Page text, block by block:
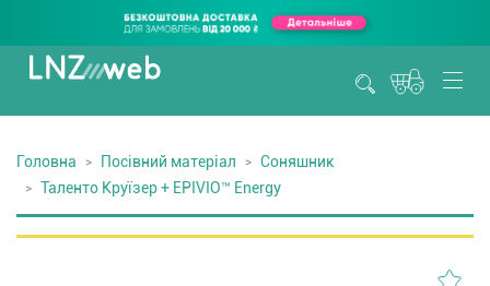
Головна Посівний матеріал
Соняшник
Таленто Круїзер + EPIVIO™ Energy